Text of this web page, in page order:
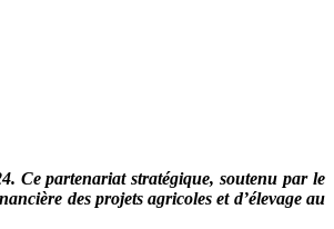
Ce partenariat stratégique, soutenu par le
des projets agricoles et d’élevage au